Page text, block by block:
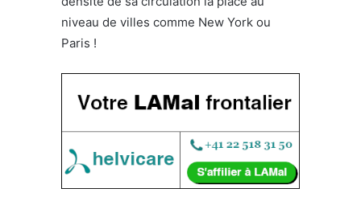
niveau de villes comme New York ou
Paris !